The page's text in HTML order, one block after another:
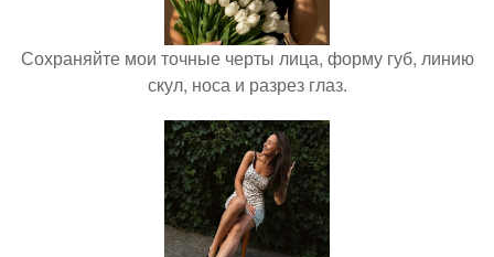
Сохраняйте мои точные черты лица, форму губ, линию
скул, носа и разрез глаз.